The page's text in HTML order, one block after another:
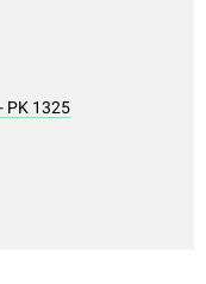
PK 1325